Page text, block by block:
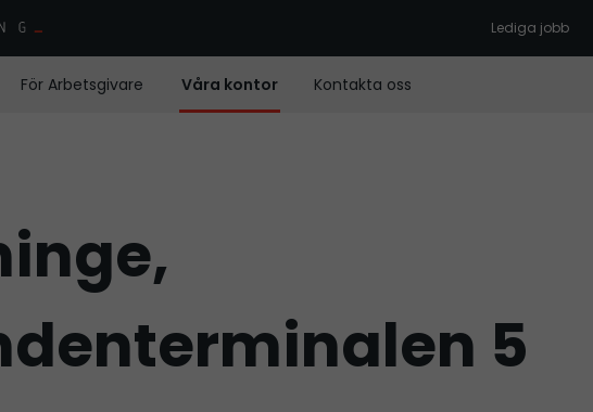
Lediga jobb
För Arbetsgivare Våra kontor Kontakta oss
5